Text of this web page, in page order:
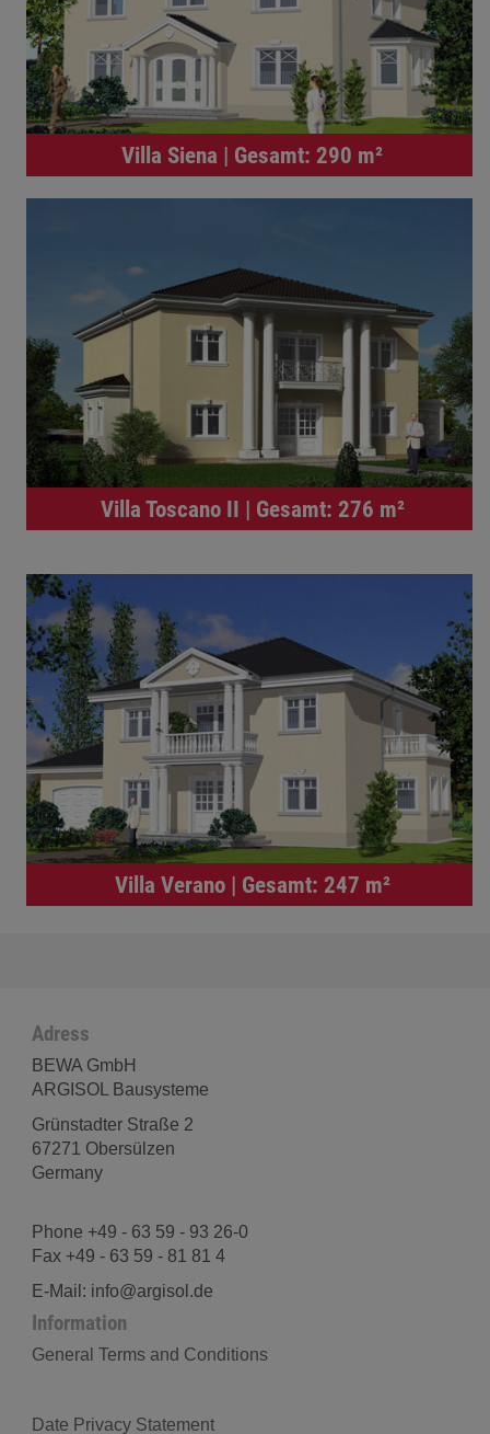
Villa Siena | Gesamt: 290 m²
Villa Toscano II | Gesamt: 276 m²
Villa Verano | Gesamt: 247 m²
Adress
BEWA GmbH
ARGISOL Bausysteme
Grünstadter Straße 2
67271 Obersülzen
Germany
Phone +49 - 63 59 - 93 26-0
Fax +49 - 63 59 - 81 81 4
E-Mail: info@argisol.de
Information
General Terms and Conditions
Date Privacy Statement